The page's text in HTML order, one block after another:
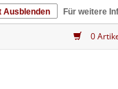
0
Ausblenden Für weitere